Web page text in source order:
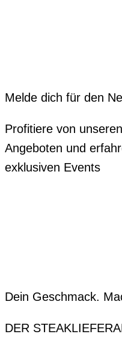
Melde dich für den
Profitiere von
Angeboten und
exklusiven Events
Dein Geschmack.
DER